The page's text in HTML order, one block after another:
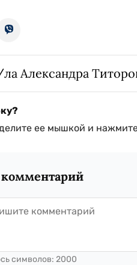
Александра
ее мышкой и
символов: 2000